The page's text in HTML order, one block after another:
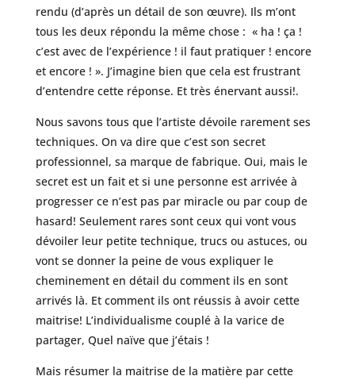
rendu (d’après un détail de son œuvre). Ils m’ont
tous les deux répondu la même chose : « ha ! ça !
c’est avec de l’expérience ! il faut pratiquer ! encore
et encore ! ». J’imagine bien que cela est frustrant
d’entendre cette réponse. Et très énervant aussi!.
Nous savons tous que l’artiste dévoile rarement ses
techniques. On va dire que c’est son secret
professionnel, sa marque de fabrique. Oui, mais le
secret est un fait et si une personne est arrivée à
progresser ce n’est pas par miracle ou par coup de
hasard! Seulement rares sont ceux qui vont vous
dévoiler leur petite technique, trucs ou astuces, ou
vont se donner la peine de vous expliquer le
cheminement en détail du comment ils en sont
arrivés là. Et comment ils ont réussis à avoir cette
maitrise! L’individualisme couplé à la varice de
partager, Quel naïve que j’étais !
Mais résumer la maitrise de la matière par cette